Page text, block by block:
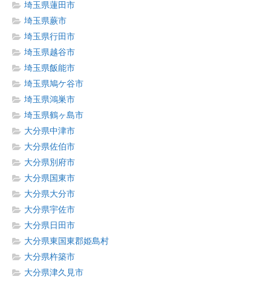
埼玉県蓮田市
埼玉県蕨市
埼玉県行田市
埼玉県越谷市
埼玉県飯能市
埼玉県鳩ケ谷市
埼玉県鴻巣市
埼玉県鶴ヶ島市
大分県中津市
大分県佐伯市
大分県別府市
大分県国東市
大分県大分市
大分県宇佐市
大分県日田市
大分県東国東郡姫島村
大分県杵築市
大分県津久見市